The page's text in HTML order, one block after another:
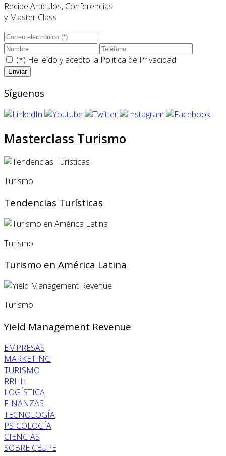
Recibe Artículos, Conferencias
y Master Class
(*) He leído y acepto la Politica de Privacidad
Síguenos
Masterclass Turismo
Turismo
Tendencias Turísticas
Turismo
Turismo en América Latina
Turismo
Yield Management Revenue
EMPRESAS
MARKETING
TURISMO
RRHH
LOGÍSTICA
FINANZAS
TECNOLOGÍA
PSICOLOGÍA
CIENCIAS
SOBRE CEUPE